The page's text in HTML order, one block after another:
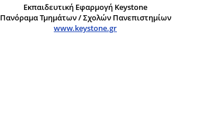
Εκπαιδευτική Εφαρμογή Keystone
Πανόραμα Τμημάτων / Σχολών Πανεπιστημίων
www.keystone.gr